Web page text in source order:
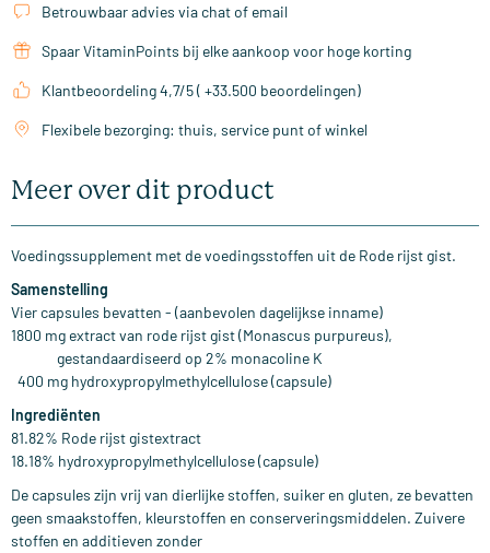
Betrouwbaar advies via chat of email
Spaar VitaminPoints bij elke aankoop voor hoge korting
Klantbeoordeling 4,7/5 ( +33.500 beoordelingen)
Flexibele bezorging: thuis, service punt of winkel
Meer over dit product
Voedingssupplement met de voedingsstoffen uit de Rode rijst gist.
Samenstelling
Vier capsules bevatten - (aanbevolen dagelijkse inname)
1800 mg extract van rode rijst gist (Monascus purpureus),
gestandaardiseerd op 2% monacoline K
400 mg hydroxypropylmethylcellulose (capsule)
Ingrediënten
81.82% Rode rijst gistextract
18.18% hydroxypropylmethylcellulose (capsule)
De capsules zijn vrij van dierlijke stoffen, suiker en gluten, ze bevatten
geen smaakstoffen, kleurstoffen en conserveringsmiddelen. Zuivere
stoffen en additieven zonder